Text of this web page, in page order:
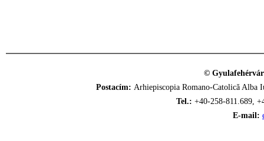
©
Postacím: Arhiepiscopia Romano-Catolică
Tel.: +40-258-811.689,
E-mail: